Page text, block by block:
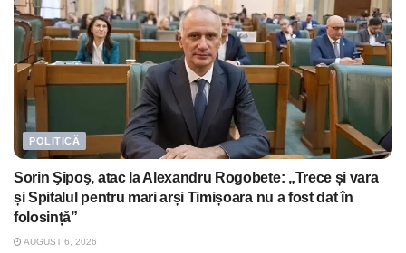
POLITICĂ
Sorin Şipoş, atac la Alexandru Rogobete: „Trece și vara
și Spitalul pentru mari arși Timișoara nu a fost dat în
folosință”
AUGUST 6, 2026